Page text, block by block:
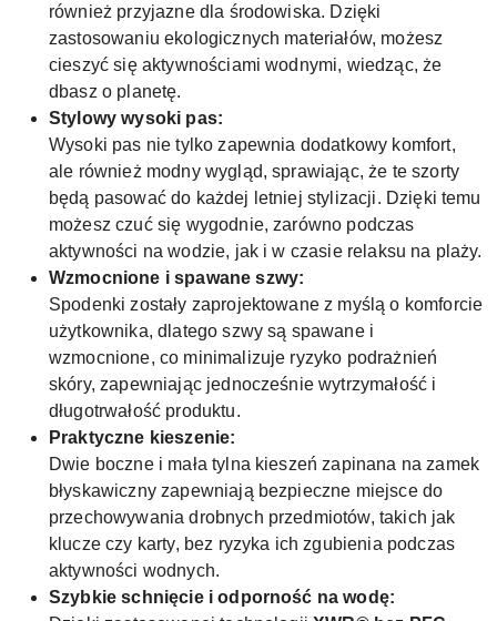
również przyjazne dla środowiska. Dzięki
zastosowaniu ekologicznych materiałów, możesz
cieszyć się aktywnościami wodnymi, wiedząc, że
dbasz o planetę.
Stylowy wysoki pas:
Wysoki pas nie tylko zapewnia dodatkowy komfort,
ale również modny wygląd, sprawiając, że te szorty
będą pasować do każdej letniej stylizacji. Dzięki temu
możesz czuć się wygodnie, zarówno podczas
aktywności na wodzie, jak i w czasie relaksu na plaży.
Wzmocnione i spawane szwy:
Spodenki zostały zaprojektowane z myślą o komforcie
użytkownika, dlatego szwy są spawane i
wzmocnione, co minimalizuje ryzyko podrażnień
skóry, zapewniając jednocześnie wytrzymałość i
długotrwałość produktu.
Praktyczne kieszenie:
Dwie boczne i mała tylna kieszeń zapinana na zamek
błyskawiczny zapewniają bezpieczne miejsce do
przechowywania drobnych przedmiotów, takich jak
klucze czy karty, bez ryzyka ich zgubienia podczas
aktywności wodnych.
Szybkie schnięcie i odporność na wodę: